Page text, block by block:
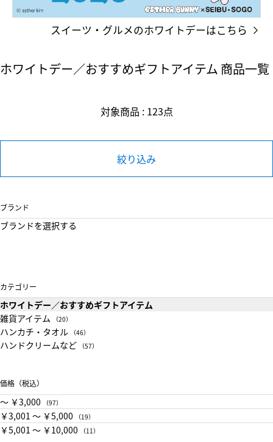
スイーツ・グルメのホワイトデーはこちら
ホワイトデー／おすすめギフトアイテム 商品一覧
対象商品 : 123点
絞り込み
ブランド
ブランドを選択する
カテゴリー
ホワイトデー／おすすめギフトアイテム
雑貨アイテム
（20）
ハンカチ・タオル （46）
ハンドクリームなど （57）
価格（税込）
〜 ￥3,000 （97）
￥3,001 〜 ￥5,000 （19）
￥5,001 〜 ￥10,000 （11）